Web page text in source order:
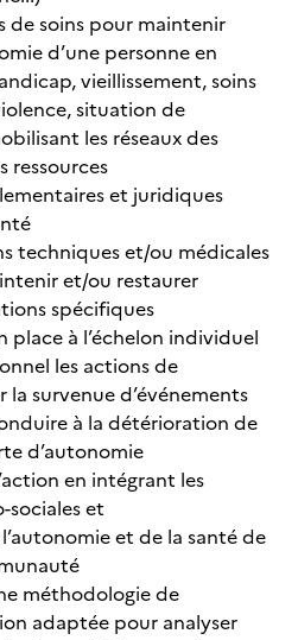
de soins pour maintenir
d’une personne en
vieillissement, soins
situation de
les réseaux des
ressources
et juridiques
techniques et/ou médicales
et/ou restaurer
spécifiques
à l’échelon individuel
les actions de
survenue d’événements
à la détérioration de
d’autonomie
en intégrant les
sociales et
et de la santé de
méthodologie de
adaptée pour analyser